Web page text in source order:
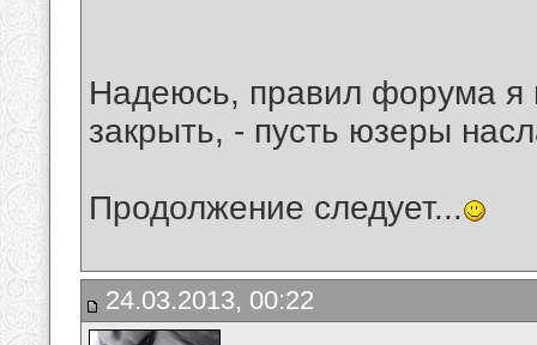
Надеюсь, правил форума я
закрыть, - пусть юзеры
Продолжение следует...
24.03.2013, 00:22